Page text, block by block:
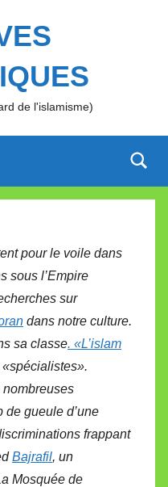
de l'islamisme)
pour le voile dans
sous l’Empire
sur
dans notre culture.
sa classe. «L’islam
de gueule d’une
frappant
Bajrafil, un
Mosquée de